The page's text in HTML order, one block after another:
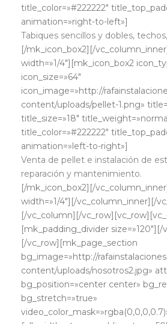
title_color=»#222222″
animation=»right-to-left»]
Tabiques sencillos y dobles,
[/mk_icon_box2][/
width=»1/4″][mk_icon_box2
icon_size=»64″
icon_image=»http://
content/uploads/pellet-1.png»
title_size=»18″
title_color=»#222222″
animation=»left-to-right»]
Venta de pellet e instalación de
reparación y mantenimiento.
[/mk_icon_box2][/
width=»1/4″][/vc_column_inner][/
[/vc_column][/
[mk_padding_divider size=»120″][/
[/vc_row][mk_page_section
bg_image=»http://
content/uploads/nosotros2.jpg»
bg_position=»center center»
bg_stretch=»true»